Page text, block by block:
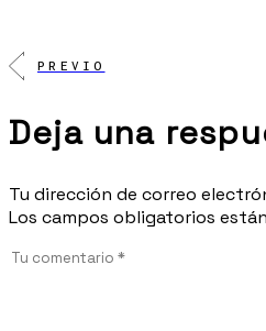
PREVIO
Deja una
Tu dirección de correo
Los campos obligatorios